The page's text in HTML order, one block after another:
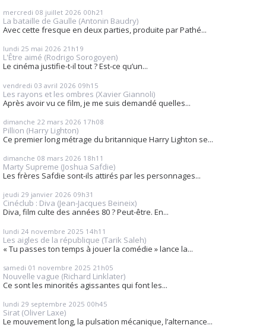
mercredi 08 juillet 2026 00h21
La bataille de Gaulle (Antonin Baudry)
Avec cette fresque en deux parties, produite par Pathé...
lundi 25 mai 2026 21h19
L'Être aimé (Rodrigo Sorogoyen)
Le cinéma justifie-t-il tout ? Est-ce qu’un...
vendredi 03 avril 2026 09h15
Les rayons et les ombres (Xavier Giannoli)
Après avoir vu ce film, je me suis demandé quelles...
dimanche 22 mars 2026 17h08
Pillion (Harry Lighton)
Ce premier long métrage du britannique Harry Lighton se...
dimanche 08 mars 2026 18h11
Marty Supreme (Joshua Safdie)
Les frères Safdie sont-ils attirés par les personnages...
jeudi 29 janvier 2026 09h31
Cinéclub : Diva (Jean-Jacques Beineix)
Diva, film culte des années 80 ? Peut-être. En...
lundi 24 novembre 2025 14h11
Les aigles de la république (Tarik Saleh)
« Tu passes ton temps à jouer la comédie » lance la...
samedi 01 novembre 2025 21h05
Nouvelle vague (Richard Linklater)
Ce sont les minorités agissantes qui font les...
lundi 29 septembre 2025 00h45
Sirat (Oliver Laxe)
Le mouvement long, la pulsation mécanique, l’alternance...